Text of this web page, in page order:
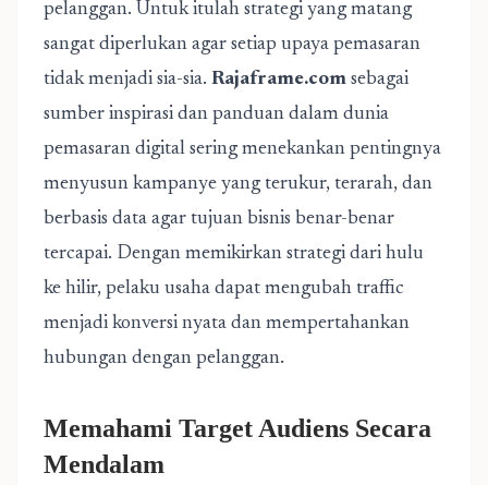
pelanggan. Untuk itulah strategi yang matang
sangat diperlukan agar setiap upaya pemasaran
tidak menjadi sia-sia. Rajaframe.com sebagai
sumber inspirasi dan panduan dalam dunia
pemasaran digital sering menekankan pentingnya
menyusun kampanye yang terukur, terarah, dan
berbasis data agar tujuan bisnis benar-benar
tercapai. Dengan memikirkan strategi dari hulu
ke hilir, pelaku usaha dapat mengubah traffic
menjadi konversi nyata dan mempertahankan
hubungan dengan pelanggan.
Memahami Target Audiens Secara
Mendalam